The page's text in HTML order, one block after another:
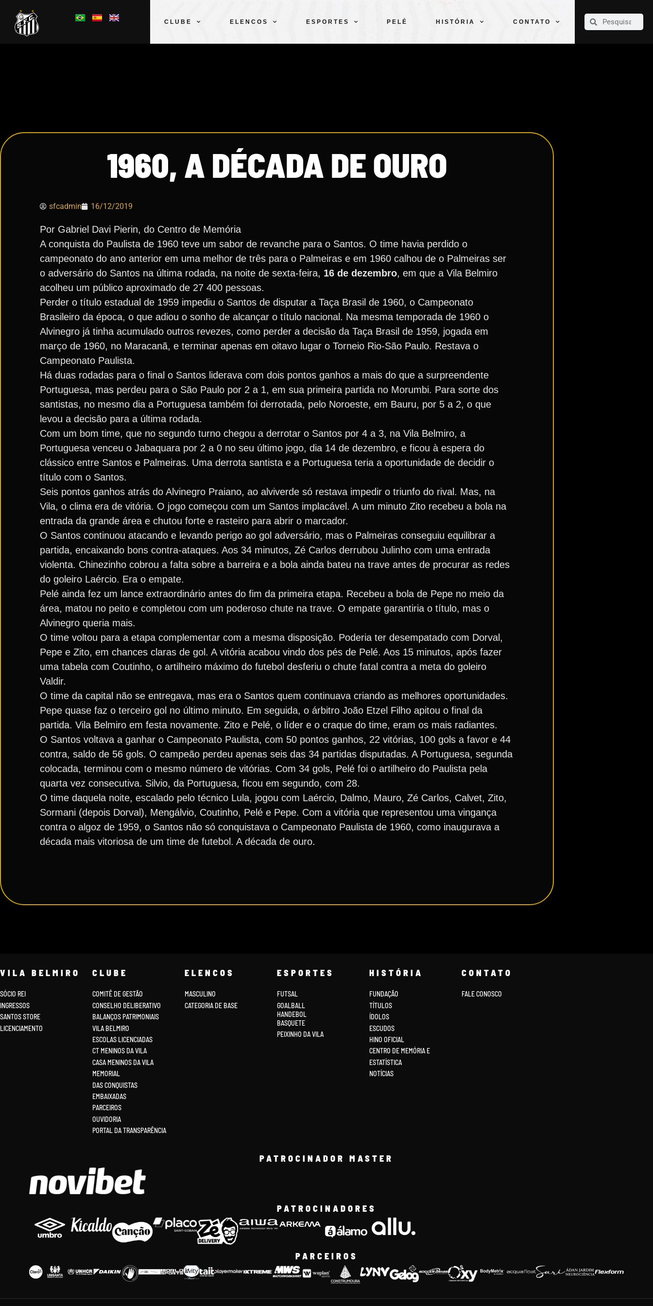
CLUBE ELENCOS ESPORTES PELÉ HISTÓRIA CONTATO
CLUBE
1960, A DÉCADA DE OURO
sfcadmin 16/12/2019
Por Gabriel Davi Pierin, do Centro de Memória
A conquista do Paulista de 1960 teve um sabor de revanche para o Santos. O time havia perdido o
campeonato do ano anterior em uma melhor de três para o Palmeiras e em 1960 calhou de o Palmeiras ser
o adversário do Santos na última rodada, na noite de sexta-feira, 16 de dezembro, em que a Vila Belmiro
acolheu um público aproximado de 27 400 pessoas.
Perder o título estadual de 1959 impediu o Santos de disputar a Taça Brasil de 1960, o Campeonato
Brasileiro da época, o que adiou o sonho de alcançar o título nacional. Na mesma temporada de 1960 o
Alvinegro já tinha acumulado outros revezes, como perder a decisão da Taça Brasil de 1959, jogada em
março de 1960, no Maracanã, e terminar apenas em oitavo lugar o Torneio Rio-São Paulo. Restava o
Campeonato Paulista.
Há duas rodadas para o final o Santos liderava com dois pontos ganhos a mais do que a surpreendente
Portuguesa, mas perdeu para o São Paulo por 2 a 1, em sua primeira partida no Morumbi. Para sorte dos
santistas, no mesmo dia a Portuguesa também foi derrotada, pelo Noroeste, em Bauru, por 5 a 2, o que
levou a decisão para a última rodada.
Com um bom time, que no segundo turno chegou a derrotar o Santos por 4 a 3, na Vila Belmiro, a
Portuguesa venceu o Jabaquara por 2 a 0 no seu último jogo, dia 14 de dezembro, e ficou à espera do
clássico entre Santos e Palmeiras. Uma derrota santista e a Portuguesa teria a oportunidade de decidir o
título com o Santos.
Seis pontos ganhos atrás do Alvinegro Praiano, ao alviverde só restava impedir o triunfo do rival. Mas, na
Vila, o clima era de vitória. O jogo começou com um Santos implacável. A um minuto Zito recebeu a bola na
entrada da grande área e chutou forte e rasteiro para abrir o marcador.
O Santos continuou atacando e levando perigo ao gol adversário, mas o Palmeiras conseguiu equilibrar a
partida, encaixando bons contra-ataques. Aos 34 minutos, Zé Carlos derrubou Julinho com uma entrada
violenta. Chinezinho cobrou a falta sobre a barreira e a bola ainda bateu na trave antes de procurar as redes
do goleiro Laércio. Era o empate.
Pelé ainda fez um lance extraordinário antes do fim da primeira etapa. Recebeu a bola de Pepe no meio da
área, matou no peito e completou com um poderoso chute na trave. O empate garantiria o título, mas o
Alvinegro queria mais.
O time voltou para a etapa complementar com a mesma disposição. Poderia ter desempatado com Dorval,
Pepe e Zito, em chances claras de gol. A vitória acabou vindo dos pés de Pelé. Aos 15 minutos, após fazer
uma tabela com Coutinho, o artilheiro máximo do futebol desferiu o chute fatal contra a meta do goleiro
Valdir.
O time da capital não se entregava, mas era o Santos quem continuava criando as melhores oportunidades.
Pepe quase faz o terceiro gol no último minuto. Em seguida, o árbitro João Etzel Filho apitou o final da
partida. Vila Belmiro em festa novamente. Zito e Pelé, o líder e o craque do time, eram os mais radiantes.
O Santos voltava a ganhar o Campeonato Paulista, com 50 pontos ganhos, 22 vitórias, 100 gols a favor e 44
contra, saldo de 56 gols. O campeão perdeu apenas seis das 34 partidas disputadas. A Portuguesa, segunda
colocada, terminou com o mesmo número de vitórias. Com 34 gols, Pelé foi o artilheiro do Paulista pela
quarta vez consecutiva. Silvio, da Portuguesa, ficou em segundo, com 28.
O time daquela noite, escalado pelo técnico Lula, jogou com Laércio, Dalmo, Mauro, Zé Carlos, Calvet, Zito,
Sormani (depois Dorval), Mengálvio, Coutinho, Pelé e Pepe. Com a vitória que representou uma vingança
contra o algoz de 1959, o Santos não só conquistava o Campeonato Paulista de 1960, como inaugurava a
década mais vitoriosa de um time de futebol. A década de ouro.
VILA BELMIRO
SÓCIO REI
INGRESSOS
SANTOS STORE
LICENCIAMENTO
CLUBE
COMITÊ DE GESTÃO
CONSELHO DELIBERATIVO
BALANÇOS PATRIMONIAIS
VILA BELMIRO
ESCOLAS LICENCIADAS
CT MENINOS DA VILA
CASA MENINOS DA VILA
MEMORIAL
DAS CONQUISTAS
EMBAIXADAS
PARCEIROS
OUVIDORIA
PORTAL DA TRANSPARÊNCIA
ELENCOS
MASCULINO
CATEGORIA DE BASE
ESPORTES
FUTSAL
GOALBALL
HANDEBOL
BASQUETE
PEIXINHO DA VILA
HISTÓRIA
FUNDAÇÃO
TÍTULOS
ÍDOLOS
ESCUDOS
HINO OFICIAL
CENTRO DE MEMÓRIA E
ESTATÍSTICA
NOTÍCIAS
CONTATO
FALE CONOSCO
PATROCINADOR MASTER
PATROCINADORES
PARCEIROS